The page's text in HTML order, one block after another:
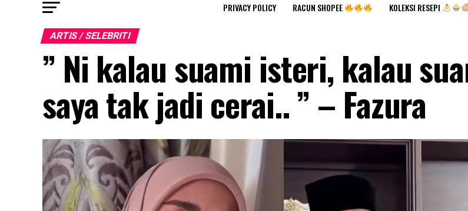
PRIVACY POLICY RACUN SHOPEE KOLEKSI RESEPI
ARTIS / SELEBRITI
” Ni kalau suami isteri, kalau
saya tak jadi cerai.. ” – Fazura